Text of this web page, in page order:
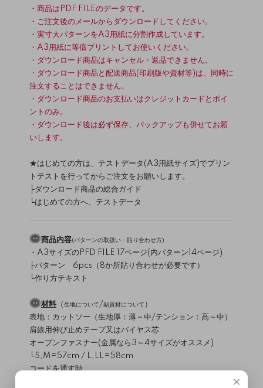
・商品はPDF FILEのデータです。
・ご注文後のメールからダウンロードしてください。
・実寸大パターンをA3用紙に分割作成しています。
・A3用紙に等倍プリントしてお使いください。
・ダウンロード商品はキャンセル・返品できません。
・ダウンロード商品と配送商品(印刷版や資材等)は、同時に
注文することはできません。
・ダウンロード商品のお支払いはクレジットカードとポイ
ントのみ。
・ダウンロード後は必ず保存、バックアップも併せてお願
いします。
★はじめての方は、テストデータ(A3用紙サイズ)でプリン
トテストを行ってからご注文をお願いします。
├ダウンロード商品の総合ガイド
└はじめての方へ、テストデータ
商品内容(パターンの取扱い・貼り合わせ方)
・A3サイズのPFD FILE 17ページ(内パターン14ページ)
├パターン 6pcs（8か所貼り合わせが必要です）
└作り方テキスト
材料 （生地について/副資材について ）
表地：カットソー（生地厚：薄～中/テンション：高～中）
肩線用伸び止めテープ又はバイヤス芯
オープンファスナー(金属なら3～4サイズがオススメ)
└S,M=57cm / L,LL=58cm
コードを通す時
×